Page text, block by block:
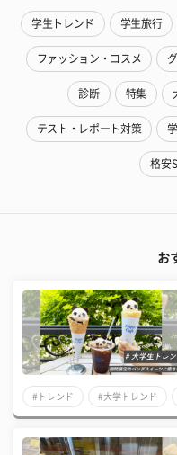
学生トレンド 学生旅行
ファッション・コスメ
診断 特集
テスト・レポート対策
格安
お
#トレンド #大学トレンド